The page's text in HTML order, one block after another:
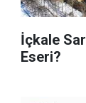
İçkale
Eseri?